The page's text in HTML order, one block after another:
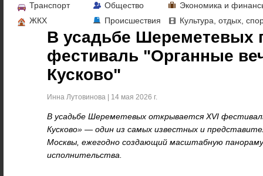
Транспорт Общество
Экономика и
ЖКХ
Происшествия Культура, отдых,
В усадьбе Шереметевых
фестиваль "Органные
Кусково"
Инна Лутовинова | 14 мая 2026 г.
В усадьбе Шереметевых открывается XVI
Кусково» — один из самых известных и
Москвы, ежегодно создающий масштабную панораму
исполнительства.